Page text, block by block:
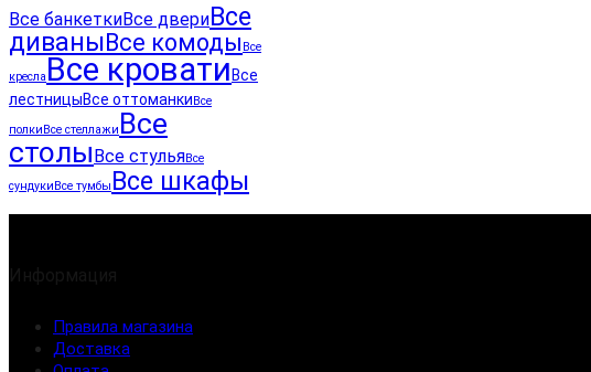
Все банкеткиВсе двериВсе
диваны Все комоды Все
кресла Все кровати Все
лестницыВсе оттоманки Все
полки Все стеллажи Все
столы Все стульяВсе
сундуки Все тумбы Все шкафы
Правила магазина
Доставка